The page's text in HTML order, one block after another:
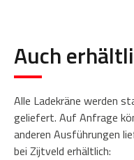
Auch
Alle Ladekräne werden
geliefert. Auf Anfrage
anderen Ausführungen
bei Zijtveld erhältlich: